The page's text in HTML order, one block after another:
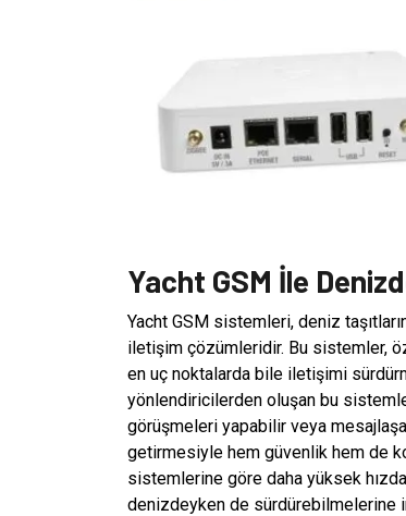
Yacht GSM İle
Yacht GSM sistemleri, deniz
iletişim çözümleridir. Bu sistemler,
en uç noktalarda bile iletişimi
yönlendiricilerden oluşan bu
görüşmeleri yapabilir veya
getirmesiyle hem güvenlik hem de
sistemlerine göre daha yüksek hızda
denizdeyken de sürdürebilmelerine